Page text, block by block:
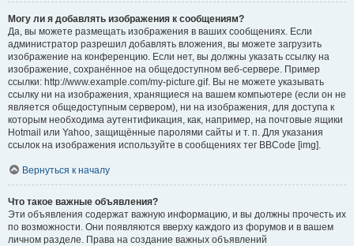
Могу ли я добавлять изображения к сообщениям?
Да, вы можете размещать изображения в ваших сообщениях. Если
администратор разрешил добавлять вложения, вы можете загрузить
изображение на конференцию. Если нет, вы должны указать ссылку на
изображение, сохранённое на общедоступном веб-сервере. Пример
ссылки: http://www.example.com/my-picture.gif. Вы не можете указывать
ссылку ни на изображения, хранящиеся на вашем компьютере (если он не
является общедоступным сервером), ни на изображения, для доступа к
которым необходима аутентификация, как, например, на почтовые ящики
Hotmail или Yahoo, защищённые паролями сайты и т. п. Для указания
ссылок на изображения используйте в сообщениях тег BBCode [img].
Вернуться к началу
Что такое важные объявления?
Эти объявления содержат важную информацию, и вы должны прочесть их
по возможности. Они появляются вверху каждого из форумов и в вашем
личном разделе. Права на создание важных объявлений